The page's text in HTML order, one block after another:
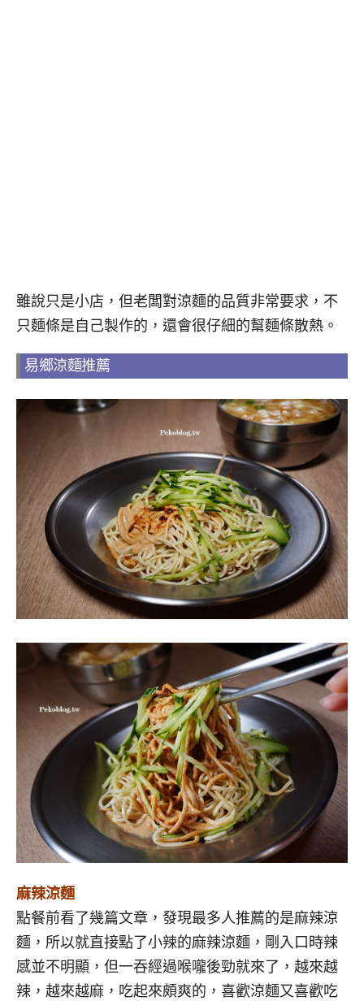
雖說只是小店，但老闆對涼麵的品質非常要求，不
只麵條是自己製作的，還會很仔細的幫麵條散熱。
易鄉涼麵推薦
麻辣涼麵
點餐前看了幾篇文章，發現最多人推薦的是麻辣涼
麵，所以就直接點了小辣的麻辣涼麵，剛入口時辣
感並不明顯，但一吞經過喉嚨後勁就來了，越來越
辣，越來越麻，吃起來頗爽的，喜歡涼麵又喜歡吃